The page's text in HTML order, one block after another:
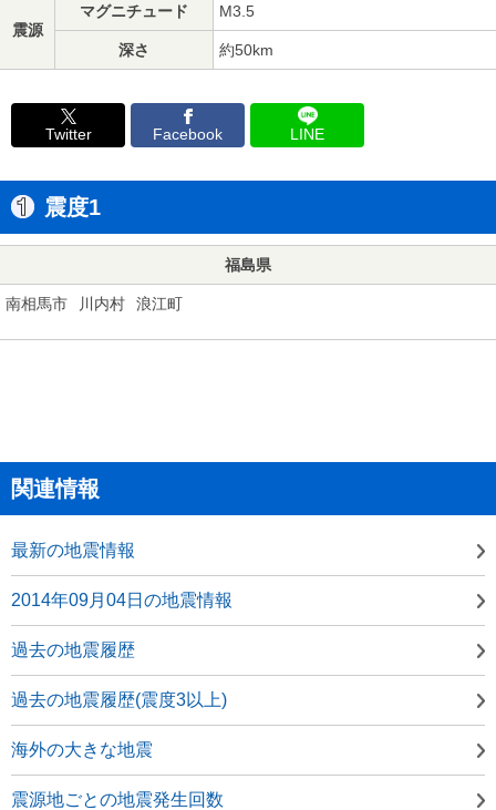
震源
マグニチュード M3.5
深さ 約50km
Twitter Facebook LINE
震度1
福島県
南相馬市 川内村 浪江町
関連情報
最新の地震情報
2014年09月04日の地震情報
過去の地震履歴
過去の地震履歴(震度3以上)
海外の大きな地震
震源地ごとの地震発生回数